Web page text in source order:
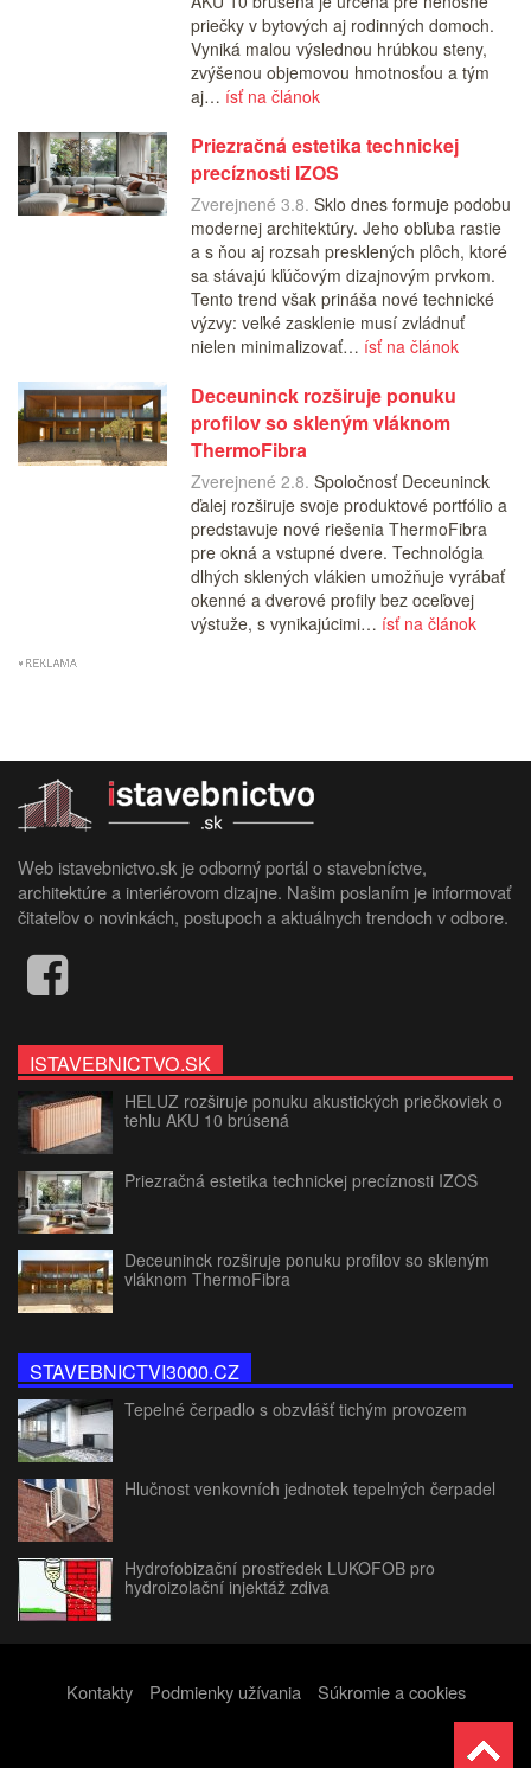
priečky v bytových aj rodinných domoch.
Vyniká malou výslednou hrúbkou steny,
zvýšenou objemovou hmotnosťou a tým
aj… ísť na článok
Priezračná estetika technickej
precíznosti IZOS
Zverejnené 3.8. Sklo dnes formuje podobu
modernej architektúry. Jeho obľuba rastie
a s ňou aj rozsah presklených plôch, ktoré
sa stávajú kľúčovým dizajnovým prvkom.
Tento trend však prináša nové technické
výzvy: veľké zasklenie musí zvládnuť
nielen minimalizovať… ísť na článok
Deceuninck rozširuje ponuku
profilov so skleným vláknom
ThermoFibra
Zverejnené 2.8. Spoločnosť Deceuninck
ďalej rozširuje svoje produktové portfólio a
predstavuje nové riešenia ThermoFibra
pre okná a vstupné dvere. Technológia
dlhých sklených vlákien umožňuje vyrábať
okenné a dverové profily bez oceľovej
výstuže, s vynikajúcimi… ísť na článok
Web istavebnictvo.sk je odborný portál o stavebníctve,
architektúre a interiérovom dizajne. Našim poslaním je informovať
čitateľov o novinkách, postupoch a aktuálnych trendoch v odbore.
ISTAVEBNICTVO.SK
HELUZ rozširuje ponuku akustických priečkoviek o
tehlu AKU 10 brúsená
Priezračná estetika technickej precíznosti IZOS
Deceuninck rozširuje ponuku profilov so skleným
vláknom ThermoFibra
STAVEBNICTVI3000.CZ
Tepelné čerpadlo s obzvlášť tichým provozem
Hlučnost venkovních jednotek tepelných čerpadel
Hydrofobizační prostředek LUKOFOB pro
hydroizolační injektáž zdiva
Kontakty Podmienky užívania Súkromie a cookies